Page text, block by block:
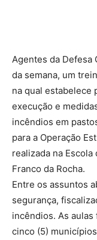
Agentes da Defesa
da semana, um
na qual estabelece
execução e
incêndios em
para a Operação
realizada na
Franco da Rocha.
Entre os assuntos
segurança,
incêndios. As
cinco (5)